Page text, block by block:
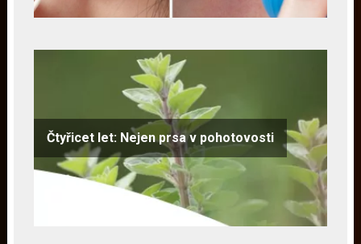
Čtyřicet let: Nejen prsa v pohotovosti